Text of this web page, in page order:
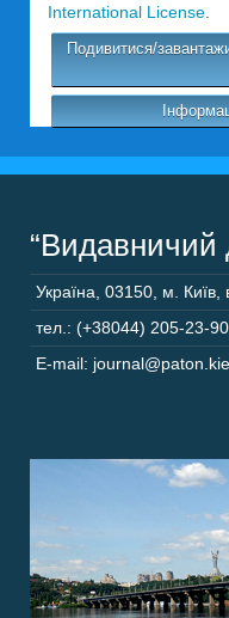
International License
Подивитися/
“Видавничий
Україна 03150 м. Київ,
тел.: (+38044) 205-23-90
E-mail: